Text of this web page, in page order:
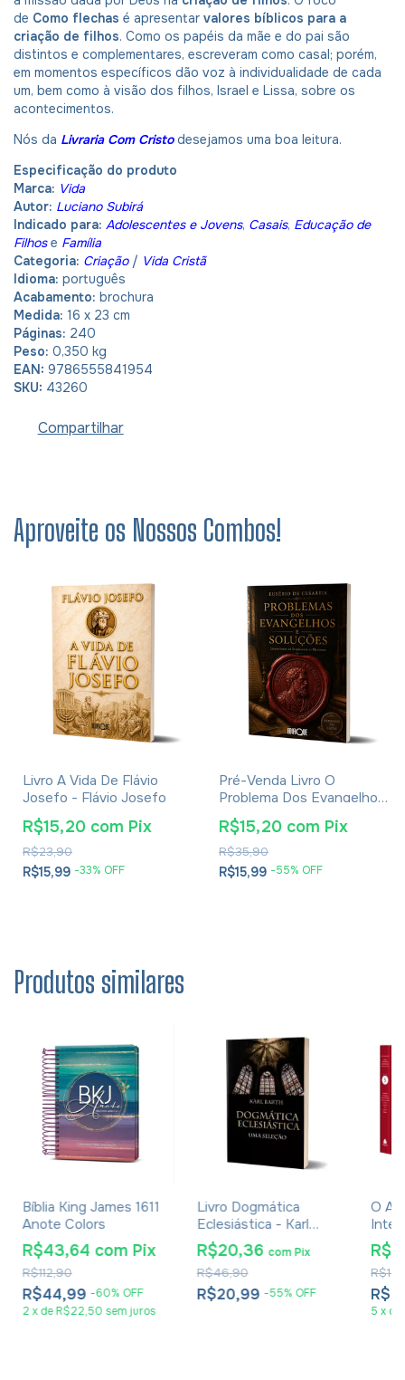
de Como flechas é apresentar valores bíblicos para a
criação de filhos. Como os papéis da mãe e do pai são
distintos e complementares, escreveram como casal; porém,
em momentos específicos dão voz à individualidade de cada
um, bem como à visão dos filhos, Israel e Lissa, sobre os
acontecimentos.
Nós da Livraria Com Cristodesejamos uma boa leitura.
Especificação do produto
Marca: Vida
Autor: Luciano Subirá
Indicado para: Adolescentes e Jovens, Casais, Educação de
Filhose Família
Categoria: Criação/ Vida Cristã
Idioma: português
Acabamento: brochura
Medida: 16 x 23 cm
Páginas: 240
Peso: 0,350 kg
EAN: 9786555841954
SKU: 43260
Compartilhar
Aproveite os Nossos Combos!
Livro A Vida De Flávio
Josefo - Flávio Josefo
R$15,99 -33% OFF
R$23,90
R$15,20 com Pix
Pré-Venda Livro O
Problema Dos Evangelhos
E Soluções- Eusébio De
Cesareia
R$15,99 -55% OFF
R$35,90
R$15,20 com Pix
Produtos similares
Bíblia King James 1611
Anote Colors
R$44,99 -60% OFF
R$112,90
R$43,64 com Pix
2 xdeR$22,50 sem juros
Livro Dogmática
Eclesiástica - Karl
Barth
R$20,99 -55% OFF
R$46,90
R$20,36 com Pix
O
Por
5 x de